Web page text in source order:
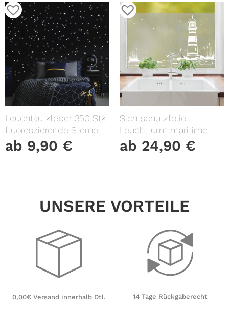
Leuchtaufkleber 350 Stk
fluoreszierende Sterne
und Punkte leuchten im
Dunklen Kinderzimmer
ab 9,90 €
Sichtschutzfolie
Leuchtturm maritime
Fensterfolie Fensterdeko
Milchglasfolie
ab 24,90 €
UNSERE VORTEILE
0,00€ Versand innerhalb Dtl. 14 Tage Rückgaberecht